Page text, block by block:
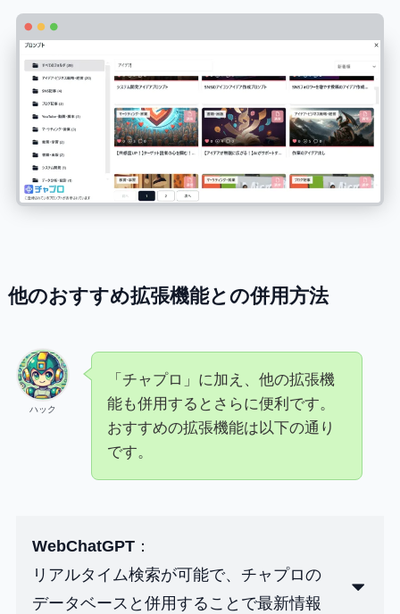
他のおすすめ拡張機能との併用方法
ハック
「チャプロ」に加え、他の拡張機
能も併用するとさらに便利です。
おすすめの拡張機能は以下の通り
です。
WebChatGPT：
リアルタイム検索が可能で、チャプロの
データベースと併用することで最新情報